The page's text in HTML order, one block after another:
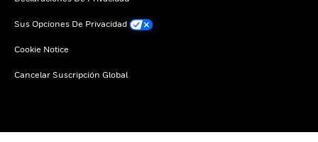
Sus Opciones De Privacidad
Cookie Notice
Cancelar Suscripción Global